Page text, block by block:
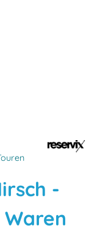
-
Waren